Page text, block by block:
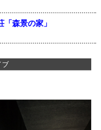
森景の家」
ブ